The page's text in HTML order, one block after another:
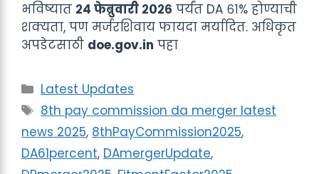
भविष्यात २४ फेब्रुवारी २०२६ पर्यंत DA ६१% होण्याची
शक्यता, पण मर्जरशिवाय फायदा मर्यादित. अधिकृत
अपडेटसाठी doe.gov.in पहा
Categories
Latest Updates
Tags
8th pay commission da merger latest
news 2025, 8thPayCommission2025,
DA61percent, DAmergerUpdate,